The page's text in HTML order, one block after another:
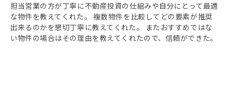
担当営業の方が丁寧に不動産投資の仕組みや自分にとって最適
な物件を教えてくれた。 複数物件を比較してどの要素が推奨
出来るのかを懇切丁寧に教えてくれた。 またおすすめではな
い物件の場合はその理由を教えてくれたので、信頼ができた。